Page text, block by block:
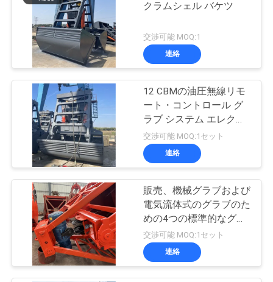
クラムシェル バケツ
交渉可能 MOQ:1
連絡
12 CBMの油圧無線リモ
ート・コントロール グ
ラブ システム エレクト
ロ
交渉可能 MOQ:1セット
連絡
販売、機械グラブおよび
電気流体式のグラブのた
めの4つの標準的なグラ
ブのバケツ
交渉可能 MOQ:1セット
連絡